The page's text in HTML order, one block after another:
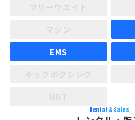
EMS
Rental & Sales